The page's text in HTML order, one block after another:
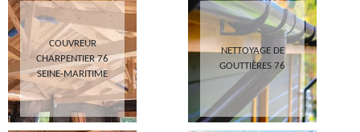
COUVREUR
CHARPENTIER 76
SEINE-MARITIME
NETTOYAGE DE
GOUTTIÈRES 76